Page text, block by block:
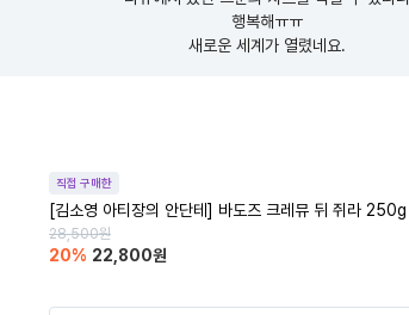
행복해ㅠㅠ
새로운 세계가 열렸네요.
직접 구매한
[김소영 아티장의 안단테] 바도즈 크레뮤 뒤 쥐라 250g
28,500원
20% 22,800원